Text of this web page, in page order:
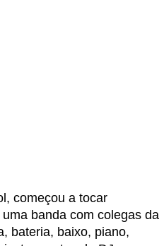
começou a tocar
banda com colegas da
bateria, baixo, piano,